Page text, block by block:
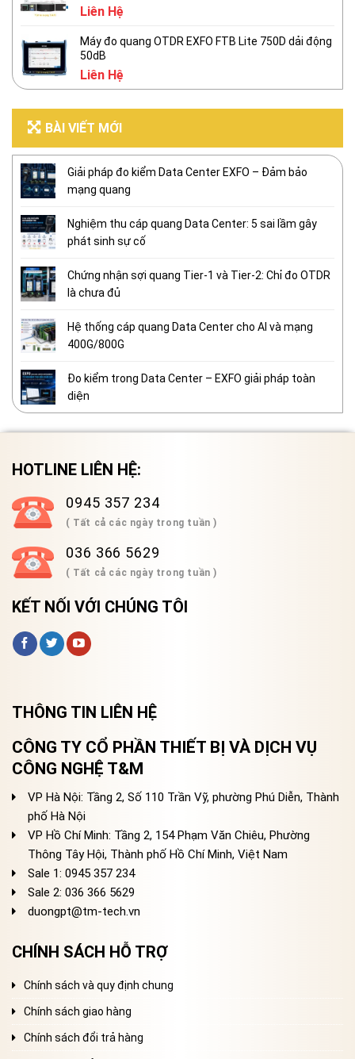
Liên Hệ
Máy đo quang OTDR EXFO FTB Lite 750D dải động
50dB
Liên Hệ
BÀI VIẾT MỚI
Giải pháp đo kiểm Data Center EXFO – Đảm bảo
mạng quang
Nghiệm thu cáp quang Data Center: 5 sai lầm gây
phát sinh sự cố
Chứng nhận sợi quang Tier-1 và Tier-2: Chỉ đo OTDR
là chưa đủ
Hệ thống cáp quang Data Center cho AI và mạng
400G/800G
Đo kiểm trong Data Center – EXFO giải pháp toàn
diện
HOTLINE LIÊN HỆ:
0945 357 234
( Tất cả các ngày trong tuần )
036 366 5629
( Tất cả các ngày trong tuần )
KẾT NỐI VỚI CHÚNG TÔI
THÔNG TIN LIÊN HỆ
CÔNG TY CỔ PHẦN THIẾT BỊ VÀ DỊCH VỤ
CÔNG NGHỆ T&M
VP Hà Nội: Tầng 2, Số 110 Trần Vỹ, phường Phú Diễn, Thành
phố Hà Nội
VP Hồ Chí Minh: Tầng 2, 154 Phạm Văn Chiêu, Phường
Thông Tây Hội, Thành phố Hồ Chí Minh, Việt Nam
Sale 1: 0945 357 234
Sale 2: 036 366 5629
duongpt@tm-tech.vn
CHÍNH SÁCH HỖ TRỢ
Chính sách và quy định chung
Chính sách giao hàng
Chính sách đổi trả hàng